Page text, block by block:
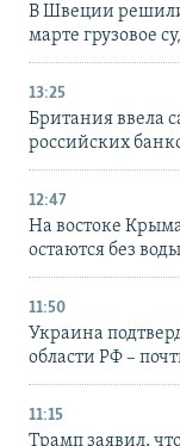
В Швеции
марте грузовое
13:25
Британия ввела
российских
12:47
На востоке
остаются без
11:50
Украина
области РФ –
11:15
Трамп заявил,